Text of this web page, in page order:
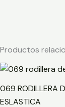
Productos
069 RODILLERA
ESLASTICA